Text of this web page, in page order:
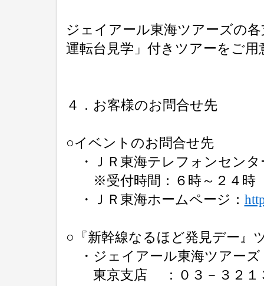
ジェイアール東海ツアーズの
運転台見学」付きツアーをご
４．お客様のお問合せ先
○イベントのお問合せ先
・ＪＲ東海テレフォンセンタ
※受付時間：６時～２４時
・ＪＲ東海ホームページ：
○『新幹線なるほど発見デー』
・ジェイアール東海ツアーズ
東京支店 ：０３－３２１